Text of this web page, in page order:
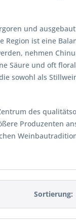
und
ist eine
nehmen
Säure und oft
sowohl als
des
Produzenten
Sortierung: